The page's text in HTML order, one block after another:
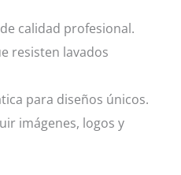
calidad profesional.
resisten lavados
para diseños únicos.
imágenes, logos y